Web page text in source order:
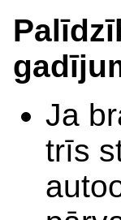
Ja
trīs